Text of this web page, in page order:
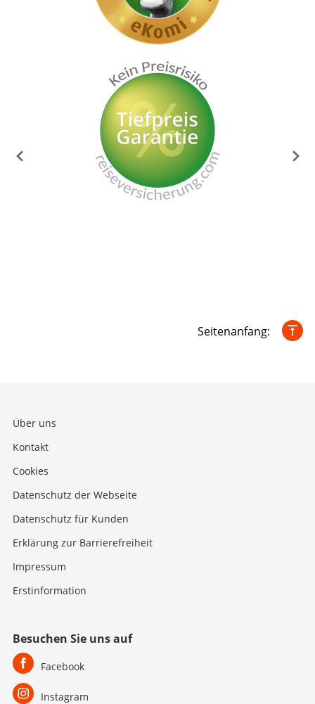
Seitenanfang:
Über uns
Kontakt
Cookies
Datenschutz der Webseite
Datenschutz für Kunden
Erklärung zur Barrierefreiheit
Impressum
Erstinformation
Besuchen Sie uns auf
Facebook
Instagram